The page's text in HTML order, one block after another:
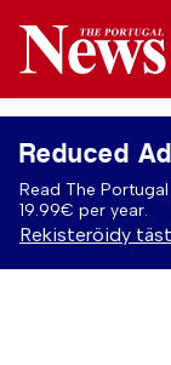
Reduced
Read The
19.99€ per year.
Rekisteröidy